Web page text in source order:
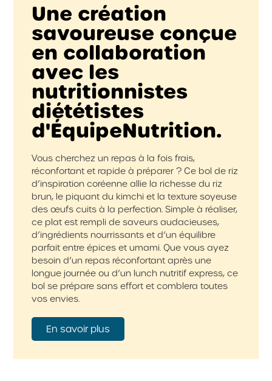
Une création
savoureuse conçue
en collaboration
avec les
nutritionnistes
diététistes
d'ÉquipeNutrition.
Vous cherchez un repas à la fois frais,
réconfortant et rapide à préparer ? Ce bol de riz
d’inspiration coréenne allie la richesse du riz
brun, le piquant du kimchi et la texture soyeuse
des œufs cuits à la perfection. Simple à réaliser,
ce plat est rempli de saveurs audacieuses,
d’ingrédients nourrissants et d’un équilibre
parfait entre épices et umami. Que vous ayez
besoin d’un repas réconfortant après une
longue journée ou d’un lunch nutritif express, ce
bol se prépare sans effort et comblera toutes
vos envies.
En savoir plus